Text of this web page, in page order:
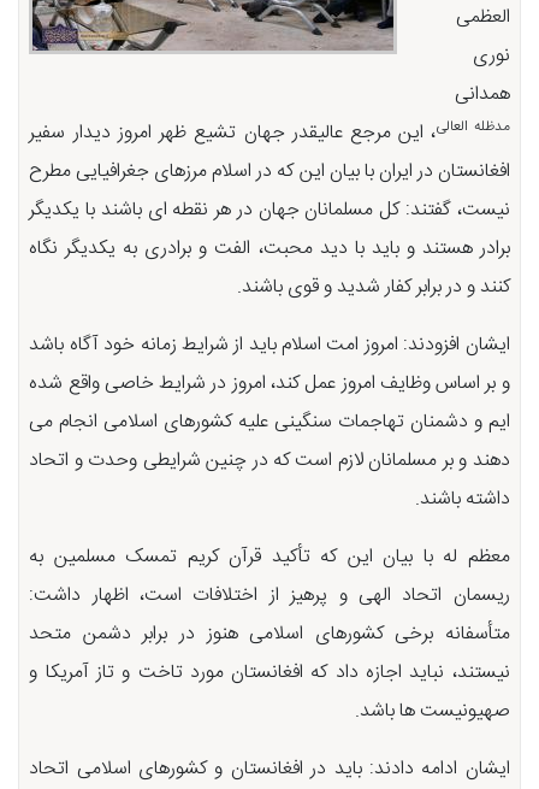
العظمی
نوری
همدانی
مدظله العالی، این مرجع عالیقدر جهان تشیع ظهر امروز دیدار سفیر
افغانستان در ایران با بیان این که در اسلام مرزهای جغرافیایی مطرح
نیست، گفتند: کل مسلمانان جهان در هر نقطه ای باشند با یکدیگر
برادر هستند و باید با دید محبت، الفت و برادری به یکدیگر نگاه
کنند و در برابر کفار شدید و قوی باشند.
ایشان افزودند: امروز امت اسلام باید از شرایط زمانه خود آگاه باشد
و بر اساس وظایف امروز عمل کند، امروز در شرایط خاصی واقع شده
ایم و دشمنان تهاجمات سنگینی علیه کشورهای اسلامی انجام می
دهند و بر مسلمانان لازم است که در چنین شرایطی وحدت و اتحاد
داشته باشند.
معظم له با بیان این که تأکید قرآن کریم تمسک مسلمین به
ریسمان اتحاد الهی و پرهیز از اختلافات است، اظهار داشت:
متأسفانه برخی کشورهای اسلامی هنوز در برابر دشمن متحد
نیستند، نباید اجازه داد که افغانستان مورد تاخت و تاز آمریکا و
صهیونیست ها باشد.
ایشان ادامه دادند: باید در افغانستان و کشورهای اسلامی اتحاد